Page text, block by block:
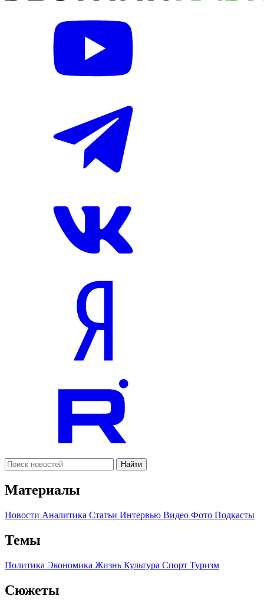
Найти
Материалы
Новости Аналитика Статьи Интервью Видео Фото Подкасты
Темы
Политика Экономика Жизнь Культура Спорт Туризм
Сюжеты